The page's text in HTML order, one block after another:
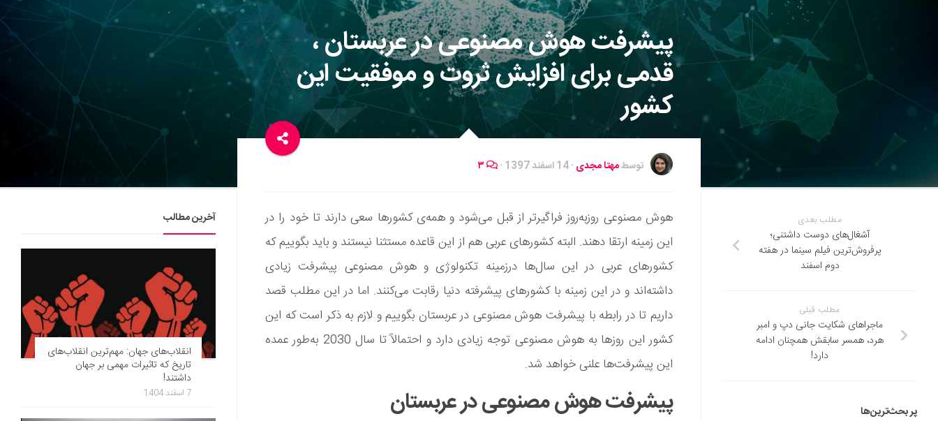
پیشرفت هوش مصنوعی در عربستان ،
قدمی برای افزایش ثروت و موفقیت این
کشور
توسطمهتا مجدی ·14 اسفند 1397 ·
هوش مصنوعی روزبه‌روز فراگیرتر از قبل می‌شود و همه‌ی کشورها سعی دارند تا خود را در
این زمینه ارتقا دهند. البته کشورهای عربی هم از این قاعده مستثنا نیستند و باید بگوییم که
کشورهای عربی در این سال‌ها درزمینه تکنولوژی و هوش مصنوعی پیشرفت زیادی
داشته‌اند و در این زمینه با کشورهای پیشرفته دنیا رقابت می‌کنند. اما در این مطلب قصد
داریم تا در رابطه با پیشرفت هوش مصنوعی در عربستان بگوییم و لازم به ذکر است که این
کشور این روزها به هوش مصنوعی توجه زیادی دارد و احتمالاً تا سال 2030 به‌طور عمده
این پیشرفت‌ها علنی خواهد شد.
پیشرفت هوش مصنوعی در عربستان
مطلب بعدی
آشغال‌های دوست داشتنی؛
پرفروش‌ترین فیلم سینما در هفته
دوم اسفند
مطلب قبلی
ماجراهای شکایت جانی دپ و امبر
هرد، همسر سابقش همچنان ادامه
دارد!
پر بحث‌ترین‌ها
آخرین مطالب
انقلاب‌های جهان: مهم‌ترین انقلاب‌های
تاریخ که تاثیرات مهمی بر جهان
داشتند!
7 اسفند 1404